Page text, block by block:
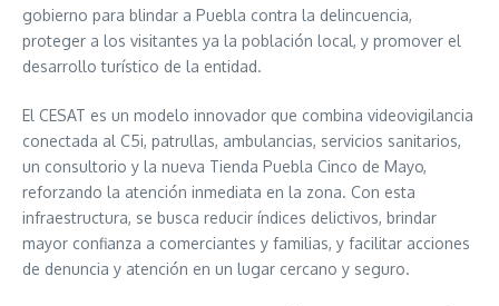
gobierno para blindar a Puebla contra la delincuencia,
proteger a los visitantes ya la población local, y promover el
desarrollo turístico de la entidad.
El CESAT es un modelo innovador que combina videovigilancia
conectada al C5i, patrullas, ambulancias, servicios sanitarios,
un consultorio y la nueva Tienda Puebla Cinco de Mayo,
reforzando la atención inmediata en la zona. Con esta
infraestructura, se busca reducir índices delictivos, brindar
mayor confianza a comerciantes y familias, y facilitar acciones
de denuncia y atención en un lugar cercano y seguro.